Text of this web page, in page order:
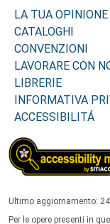
LA TUA OPINIONE
CATALOGHI
CONVENZIONI
LAVORARE CON
LIBRERIE
INFORMATIVA
ACCESSIBILITÁ
Ultimo aggiornamento:
Per le opere presenti in